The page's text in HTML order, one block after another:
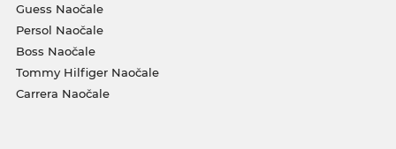
Guess Naočale
Persol Naočale
Boss Naočale
Tommy Hilfiger Naočale
Carrera Naočale